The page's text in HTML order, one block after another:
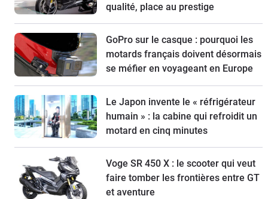
qualité, place au prestige
GoPro sur le casque : pourquoi les
motards français doivent désormais
se méfier en voyageant en Europe
Le Japon invente le « réfrigérateur
humain » : la cabine qui refroidit un
motard en cinq minutes
Voge SR 450 X : le scooter qui veut
faire tomber les frontières entre GT
et aventure